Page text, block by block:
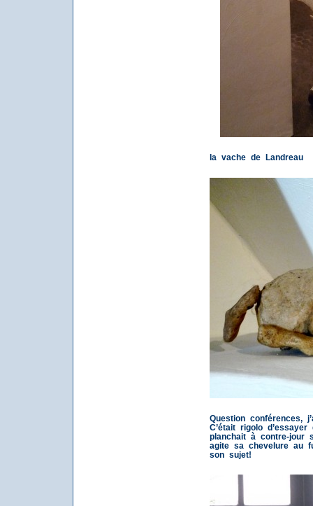
la vache de Landreau
Question conférences,
C’était rigolo
planchait à contre-jour
agite sa chevelure au
son sujet!